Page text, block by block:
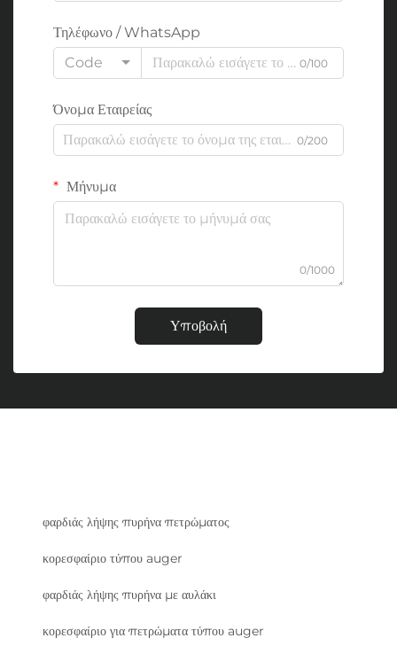
Τηλέφωνο / WhatsApp
Code
0/100
Όνομα Εταιρείας
0/200
Μήνυμα
0/1000
Υποβολή
φαρδιάς λήψης πυρήνα πετρώματος
κορεσφαίριο τύπου auger
φαρδιάς λήψης πυρήνα με αυλάκι
κορεσφαίριο για πετρώματα τύπου auger